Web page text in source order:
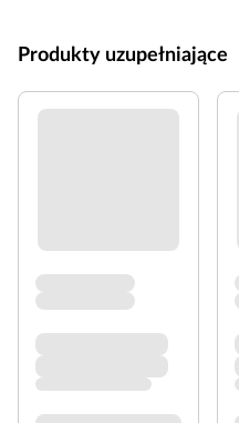
Produkty uzupełniające